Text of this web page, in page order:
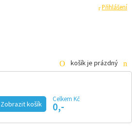
Přihlášení
košík je prázdný
Zobrazit košík
Celkem Kč
0,-